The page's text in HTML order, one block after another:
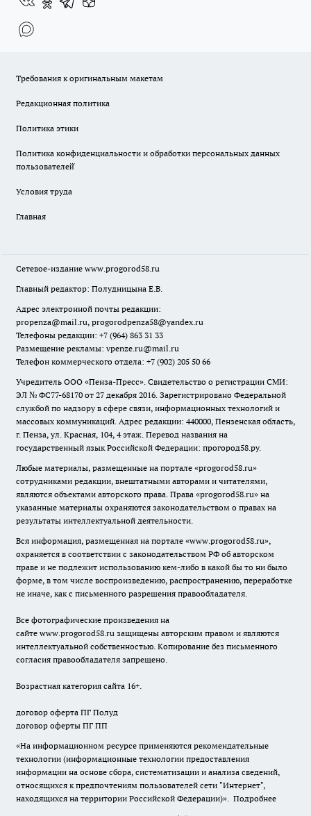
Требования к оригинальным макетам
Редакционная политика
Политика этики
Политика конфиденциальности и обработки персональных данных
пользователей̆
Условия труда
Главная
Сетевое-издание www.progorod58.ru
Главный редактор: Полудницына Е.В.
Адрес электронной почты редакции:
propenza@mail.ru, progorodpenza58@yandex.ru
Телефоны редакции: +7 (964) 863 31 33
Размещение рекламы: vpenze.ru@mail.ru
Телефон коммерческого отдела: +7 (902) 205 50 66
Учредитель ООО «Пенза-Пресс». Свидетельство о регистрации СМИ:
ЭЛ № ФС77-68170 от 27 декабря 2016. Зарегистрировано Федеральной
службой по надзору в сфере связи, информационных технологий и
массовых коммуникаций. Адрес редакции: 440000, Пензенская область,
г. Пенза, ул. Красная, 104, 4 этаж. Перевод названия на
государственный язык Российской Федерации: прогород58.ру.
Любые материалы, размещенные на портале «progorod58.ru»
сотрудниками редакции, внештатными авторами и читателями,
являются объектами авторского права. Права «progorod58.ru» на
указанные материалы охраняются законодательством о правах на
результаты интеллектуальной деятельности.
Вся информация, размещенная на портале «www.progorod58.ru»,
охраняется в соответствии с законодательством РФ об авторском
праве и не подлежит использованию кем-либо в какой бы то ни было
форме, в том числе воспроизведению, распространению, переработке
не иначе, как с письменного разрешения правообладателя.
Все фотографические произведения на
сайте www.progorod58.ru защищены авторским правом и являются
интеллектуальной собственностью. Копирование без письменного
согласия правообладателя запрещено.
Возрастная категория сайта 16+.
договор оферта ПГ Полуд
договор оферты ПГ ПП
«На информационном ресурсе применяются рекомендательные
технологии (информационные технологии предоставления
информации на основе сбора, систематизации и анализа сведений,
относящихся к предпочтениям пользователей сети "Интернет",
находящихся на территории Российской Федерации)». Подробнее